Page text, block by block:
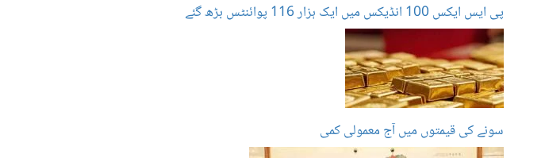
پی ایس ایکس 100 انڈیکس میں ایک ہزار 116 پوائنٹس بڑھ گئے
سونے کی قیمتوں میں آج معمولی کمی